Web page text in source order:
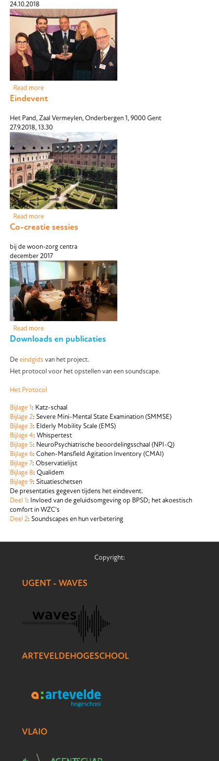
24.10.2018
Read more
Award
Eindevent
Het Pand, Zaal Vermeylen, Onderbergen 1, 9000 Gent
27.9.2018, 13.30
Read more
Co-creatie sessies
bij de woon-zorg centra
december 2017
Read more
Downloads en publicaties
Deeindgids van het project.
Het protocol voor het opstellen van een soundscape.
Het Protocol
Bijlage 1: Katz-schaal
Bijlage 2: Severe Mini-Mental State Examination (SMMSE)
Bijlage 3: Elderly Mobility Scale (EMS)
Bijlage 4: Whispertest
Bijlage 5: NeuroPsychiatrische beoordelingsschaal (NPI-Q)
Bijlage 6: Cohen-Mansfield Agitation Inventory (CMAI)
Bijlage 7: Observatielijst
Bijlage 8: Qualidem
Bijlage 9: Situatieschetsen
De presentaties gegeven tijdens het eindevent.
Deel 1: Invloed van de geluidsomgeving op BPSD; het akoestisch
comfort in WZC's
Deel 2: Soundscapes en hun verbetering
Copyright:
UGENT - WAVES
ARTEVELDEHOGESCHOOL
VLAIO